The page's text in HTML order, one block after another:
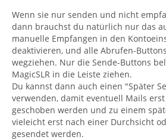
Wenn sie nur senden und nicht
dann brauchst du natürlich nur das
manuelle Empfangen in den
deaktivieren, und alle Abrufen-
wegziehen. Nur die Sende-Buttons
MagicSLR in die Leiste ziehen.
Du kannst dann auch einen "Später
verwenden, damit eventuell Mails
geschoben werden und zu einem
vieleicht erst nach einer Durchsicht
gesendet werden.